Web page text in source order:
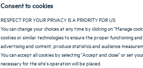
奥布
Consent to cookies
RESPECT FOR YOUR PRIVACY IS A PRIORITY FOR US
You can change your choices at any time by clicking on "Manage
cookies or similar technologies to ensure the proper functioning
advertising and content, produce statistics and audience
You can accept all cookies by selecting "Accept and close" or set
necessary for the site's operation will be placed.